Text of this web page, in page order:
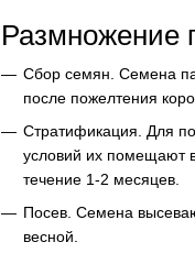
Размножение
Сбор семян. Семена
после пожелтения
Стратификация. Для
условий их помещают
течение 1-2 месяцев.
Посев. Семена
весной.